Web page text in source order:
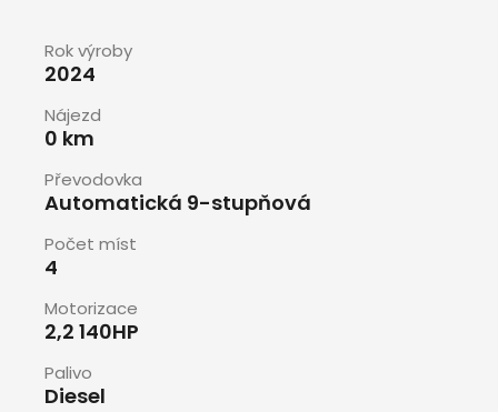
Rok výroby
2024
Nájezd
0 km
Převodovka
Automatická 9-stupňová
Počet míst
4
Motorizace
2,2 140HP
Palivo
Diesel